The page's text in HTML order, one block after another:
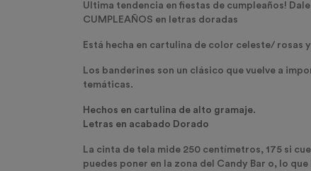
Ultima tendencia en fiestas de cumpleaños!
CUMPLEAÑOS en letras doradas
Está hecha en cartulina de color celeste/ rosas
Los banderines son un clásico que vuelve a
temáticas.
Hechos en cartulina de alto gramaje.
Letras en acabado Dorado
La cinta de tela mide 250 centímetros, 175 si
puedes poner en la zona del Candy Bar o, lo